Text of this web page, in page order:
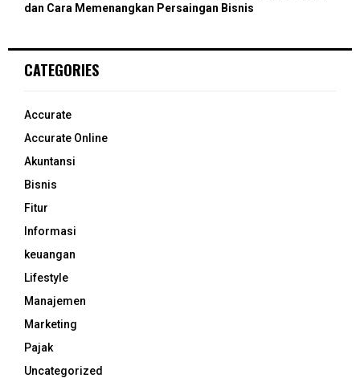
dan Cara Memenangkan Persaingan Bisnis
CATEGORIES
Accurate
Accurate Online
Akuntansi
Bisnis
Fitur
Informasi
keuangan
Lifestyle
Manajemen
Marketing
Pajak
Uncategorized